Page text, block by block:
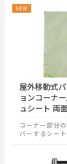
屋外移動式
ョンコーナ
ュシート 両
コーナー部分
バーするシート